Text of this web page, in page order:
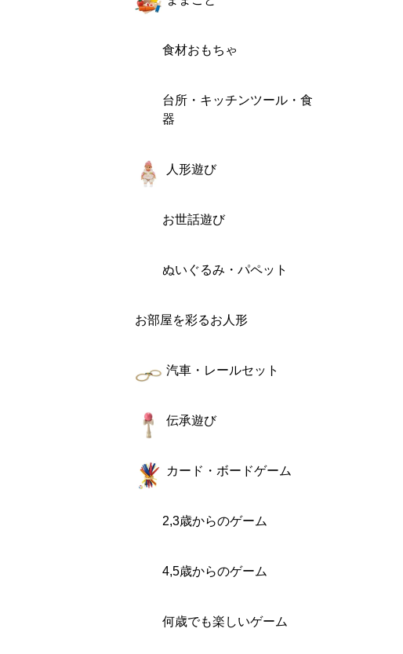
食材おもちゃ
台所・キッチンツール・食
器
人形遊び
お世話遊び
ぬいぐるみ・パペット
お部屋を彩るお人形
汽車・レールセット
伝承遊び
カード・ボードゲーム
2,3歳からのゲーム
4,5歳からのゲーム
何歳でも楽しいゲーム